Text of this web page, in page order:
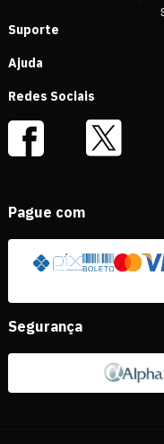
Suporte
Ajuda
Redes Sociais
Pague com
Segurança